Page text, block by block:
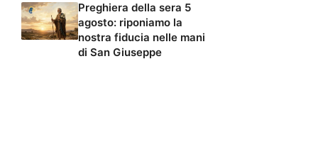
Preghiera della sera 5
agosto: riponiamo la
nostra fiducia nelle mani
di San Giuseppe